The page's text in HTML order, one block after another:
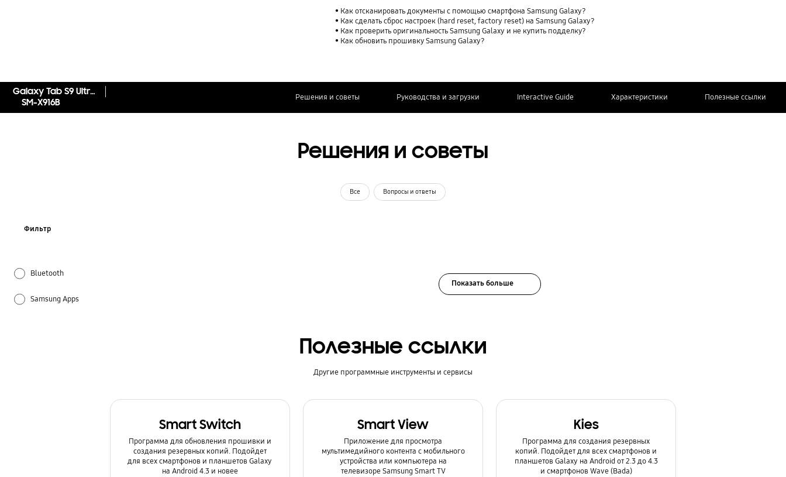
Как отсканировать документы с помощью смартфона Samsung Galaxy?
Как сделать сброс настроек (hard reset, factory reset) на Samsung Galaxy?
Как проверить оригинальность Samsung Galaxy и не купить подделку?
Как обновить прошивку Samsung Galaxy?
Galaxy Tab S9 Ultra 5G
SM-X916B
Решения и советы Руководства и загрузки Interactive Guide Характеристики Полезные ссылки
Решения и советы
Все Вопросы и ответы
Фильтр
Bluetooth
Samsung Apps
Показать больше
Полезные ссылки
Другие программные инструменты и сервисы
Smart Switch
Программа для обновления прошивки и
создания резервных копий. Подойдет
для всех смартфонов и планшетов Galaxy
на Android 4.3 и новее
Smart View
Приложение для просмотра
мультимедийного контента с мобильного
устройства или компьютера на
телевизоре Samsung Smart TV
Kies
Программа для создания резервных
копий. Подойдет для всех смартфонов и
планшетов Galaxy на Android от 2.3 до 4.3
и смартфонов Wave (Bada)